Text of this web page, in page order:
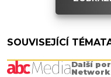
SOUVISEJÍCÍ
Další